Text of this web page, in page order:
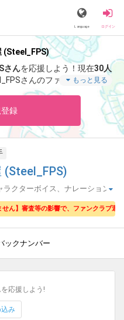
Language ログイン
(Steel_FPS)
さんを応援しよう！ 現在30人
さんのファンクラブ「St
名を『シャドーコリドー 影の
をお楽しみいただけます。
もっと見る
録
(Steel_FPS)
ラクターボイス、ナレーション
せん】審査等の影響で、ファンクラブ
ックナンバー
応援しよう!
み